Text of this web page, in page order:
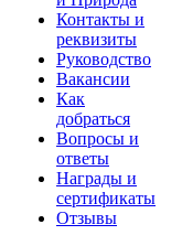
Контакты и
реквизиты
Руководство
Вакансии
Как
добраться
Вопросы и
ответы
Награды и
сертификаты
Отзывы